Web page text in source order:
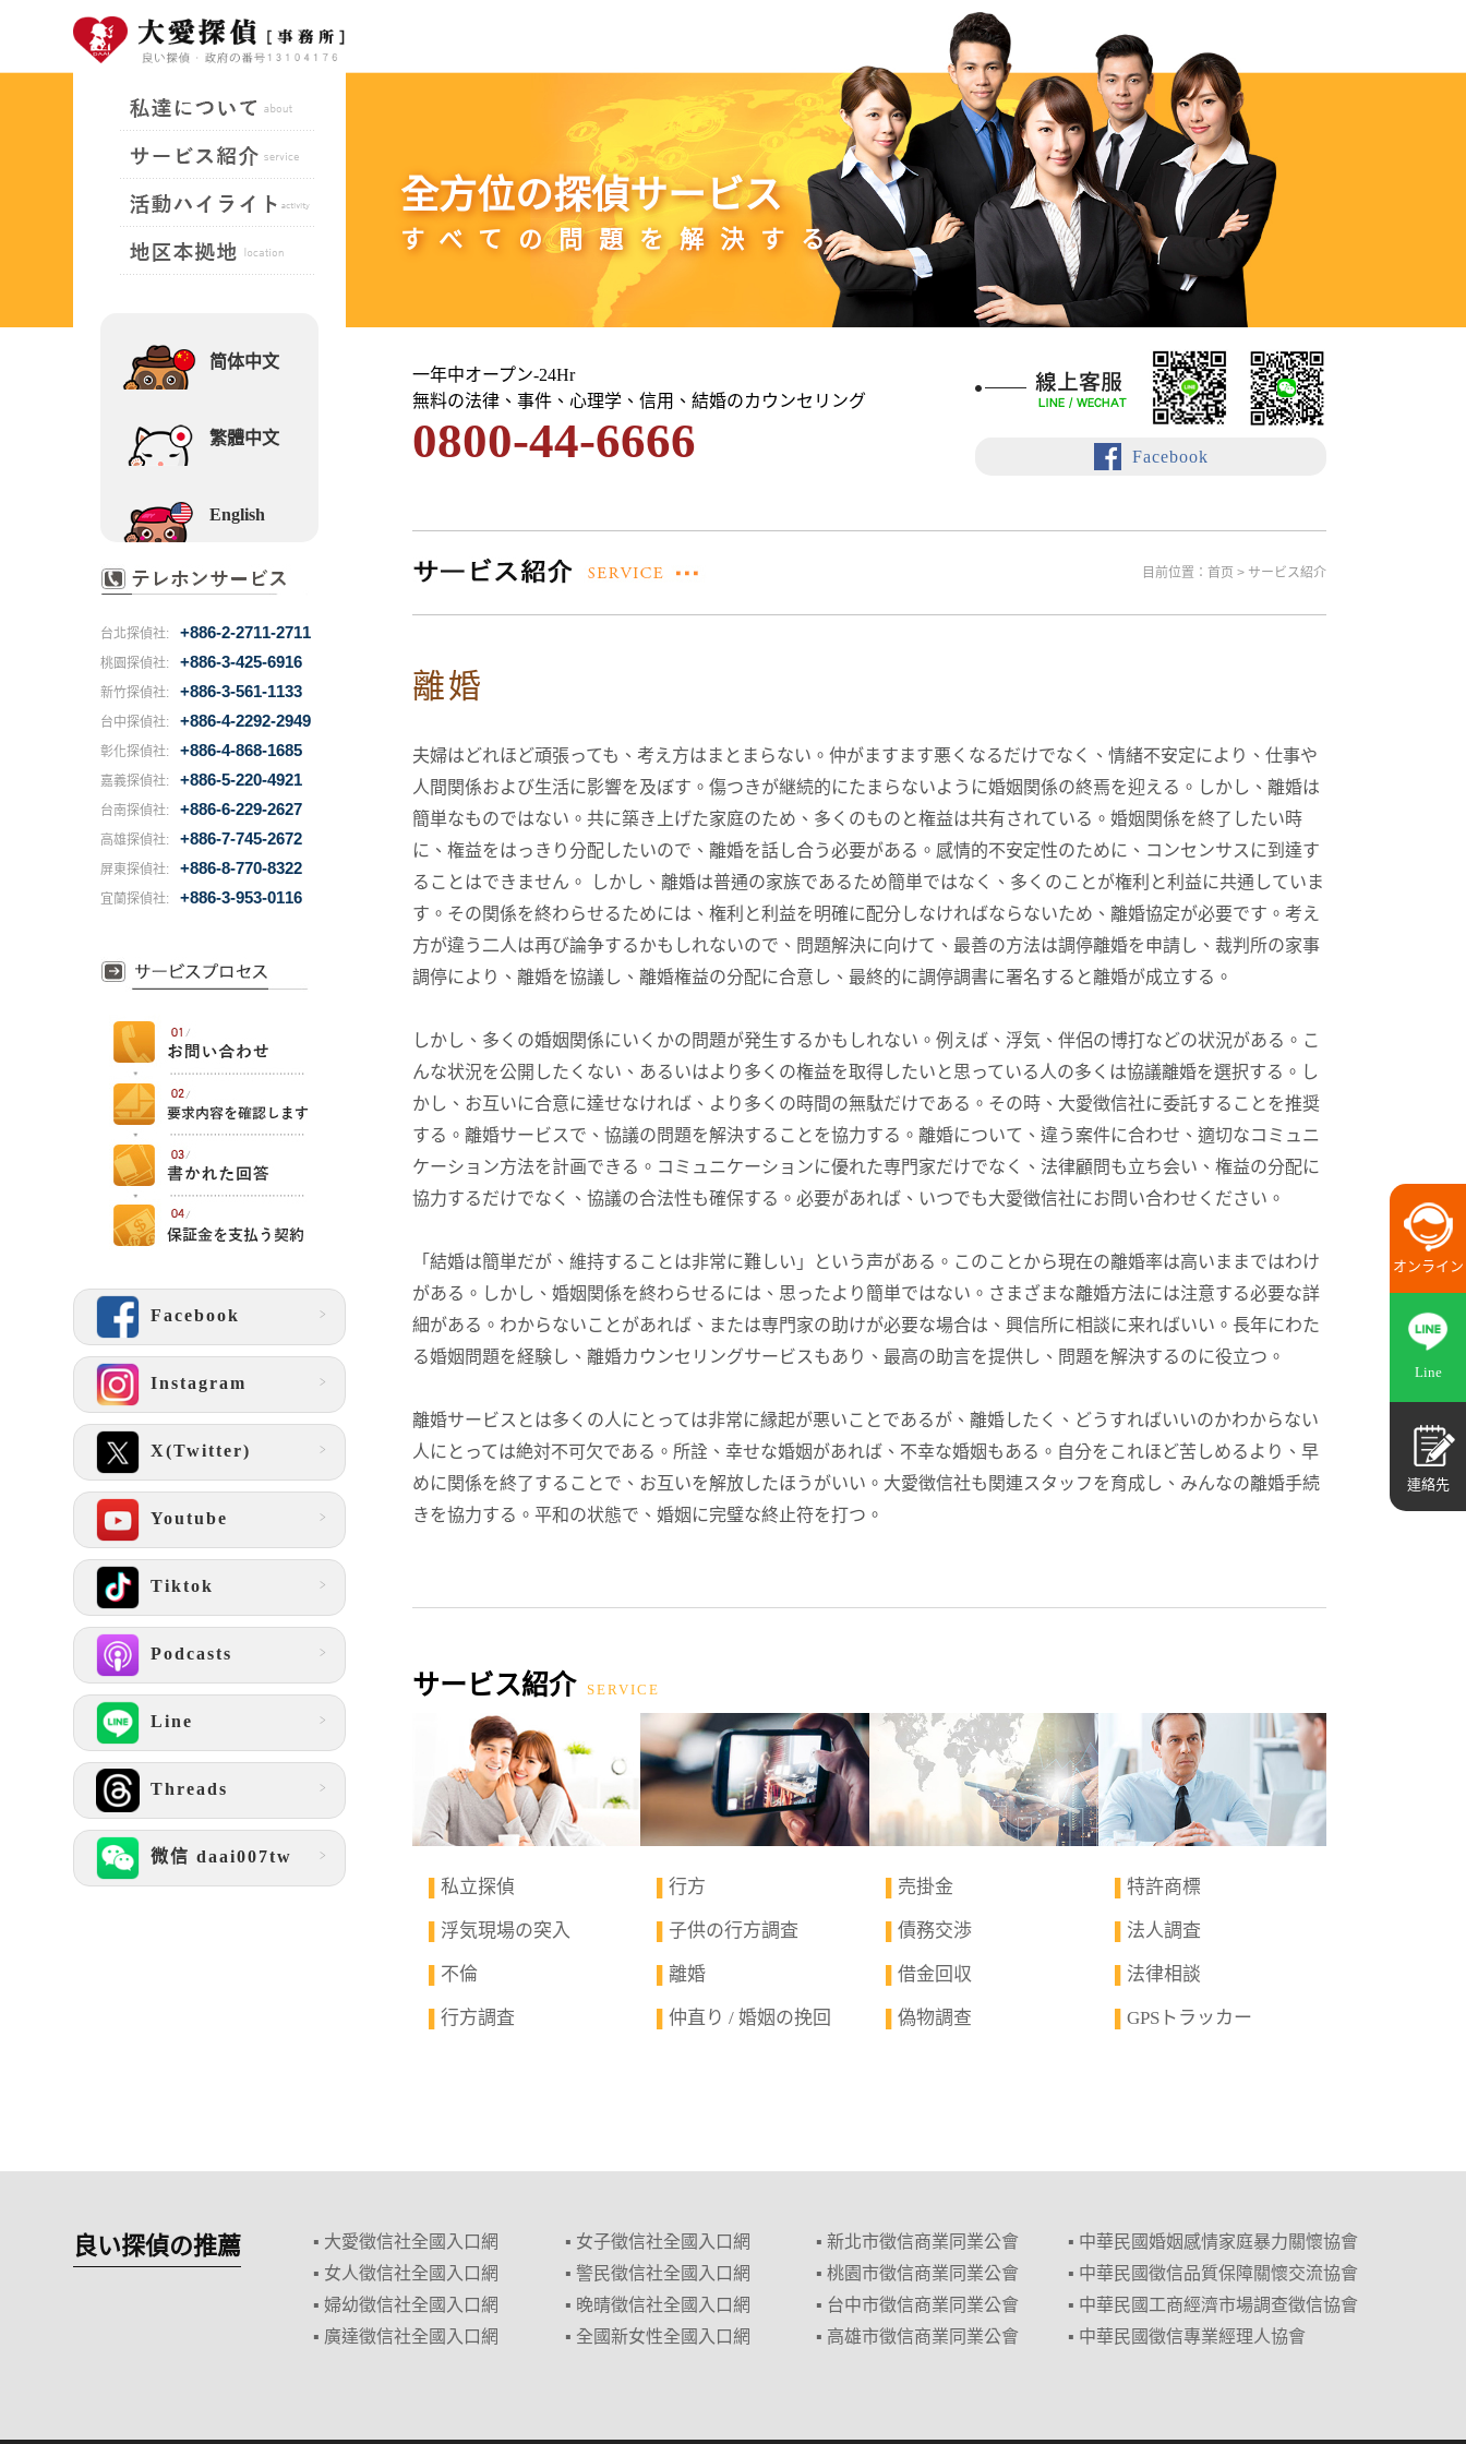
目前位置：首页 > サービス紹介
全方位の探偵サービス
すべての問題を解決する
简体中文
繁體中文
English
台北探偵社: +886-2-2711-2711
桃園探偵社: +886-3-425-6916
新竹探偵社: +886-3-561-1133
台中探偵社: +886-4-2292-2949
彰化探偵社: +886-4-868-1685
嘉義探偵社: +886-5-220-4921
台南探偵社: +886-6-229-2627
高雄探偵社: +886-7-745-2672
屏東探偵社: +886-8-770-8322
宜蘭探偵社: +886-3-953-0116
Facebook
Instagram
X(Twitter)
Youtube
Tiktok
Podcasts
Line
Threads
微信 daai007tw
一年中オープン-24Hr
無料の法律、事件、心理学、信用、結婚のカウンセリング
0800-44-6666 Facebook
離婚
夫婦はどれほど頑張っても、考え方はまとまらない。仲がますます悪くなるだけでなく、情緒不安定により、仕事や
人間関係および生活に影響を及ぼす。傷つきが継続的にたまらないように婚姻関係の終焉を迎える。しかし、離婚は
簡単なものではない。共に築き上げた家庭のため、多くのものと権益は共有されている。婚姻関係を終了したい時
に、権益をはっきり分配したいので、離婚を話し合う必要がある。感情的不安定性のために、コンセンサスに到達す
ることはできません。 しかし、離婚は普通の家族であるため簡単ではなく、多くのことが権利と利益に共通していま
す。その関係を終わらせるためには、権利と利益を明確に配分しなければならないため、離婚協定が必要です。考え
方が違う二人は再び論争するかもしれないので、問題解決に向けて、最善の方法は調停離婚を申請し、裁判所の家事
調停により、離婚を協議し、離婚権益の分配に合意し、最終的に調停調書に署名すると離婚が成立する。
しかし、多くの婚姻関係にいくかの問題が発生するかもしれない。例えば、浮気、伴侶の博打などの状況がある。こ
んな状況を公開したくない、あるいはより多くの権益を取得したいと思っている人の多くは協議離婚を選択する。し
かし、お互いに合意に達せなければ、より多くの時間の無駄だけである。その時、大愛徴信社に委託することを推奨
する。離婚サービスで、協議の問題を解決することを協力する。離婚について、違う案件に合わせ、適切なコミュニ
ケーション方法を計画できる。コミュニケーションに優れた専門家だけでなく、法律顧問も立ち会い、権益の分配に
協力するだけでなく、協議の合法性も確保する。必要があれば、いつでも大愛徴信社にお問い合わせください。
「結婚は簡単だが、維持することは非常に難しい」という声がある。このことから現在の離婚率は高いままではわけ
がある。しかし、婚姻関係を終わらせるには、思ったより簡単ではない。さまざまな離婚方法には注意する必要な詳
細がある。わからないことがあれば、または専門家の助けが必要な場合は、興信所に相談に来ればいい。長年にわた
る婚姻問題を経験し、離婚カウンセリングサービスもあり、最高の助言を提供し、問題を解決するのに役立つ。
離婚サービスとは多くの人にとっては非常に縁起が悪いことであるが、離婚したく、どうすればいいのかわからない
人にとっては絶対不可欠である。所詮、幸せな婚姻があれば、不幸な婚姻もある。自分をこれほど苦しめるより、早
めに関係を終了することで、お互いを解放したほうがいい。大愛徴信社も関連スタッフを育成し、みんなの離婚手続
きを協力する。平和の状態で、婚姻に完璧な終止符を打つ。
サービス紹介 SERVICE
私立探偵
浮気現場の突入
不倫
行方調査
▌行方
子供の行方調査
▌離婚
▌仲直り / 婚姻の挽回
売掛金
債務交渉
借金回収
偽物調查
特許商標
法人調査
法律相談
GPSトラッカー
良い探偵の推薦
▪ 大愛徵信社全國入口網
▪ 女人徵信社全國入口網
▪ 婦幼徵信社全國入口網
▪ 廣達徵信社全國入口網
▪ 女子徵信社全國入口網
▪ 警民徵信社全國入口網
▪ 晚晴徵信社全國入口網
▪ 全國新女性全國入口網
▪ 新北市徵信商業同業公會
▪ 桃園市徵信商業同業公會
▪ 台中市徵信商業同業公會
▪ 高雄市徵信商業同業公會
▪ 中華民國婚姻感情家庭暴力關懷協會
▪ 中華民國徵信品質保障關懷交流協會
▪ 中華民國工商經濟市場調查徵信協會
▪ 中華民國徵信專業經理人協會
オンライン
Line
連絡先